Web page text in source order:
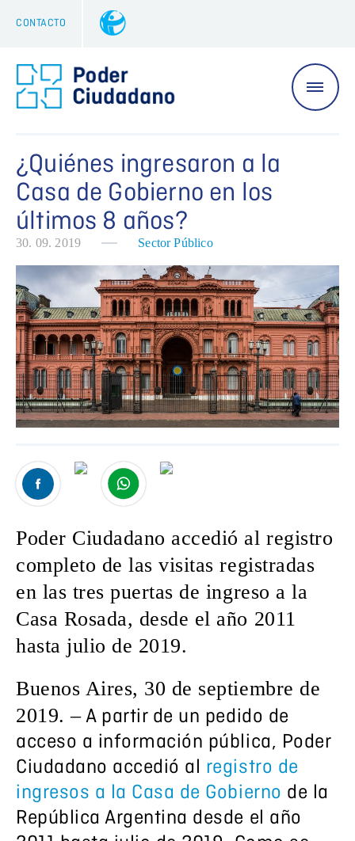
CONTACTO
¿Quiénes ingresaron a la
Casa de Gobierno en los
últimos 8 años?
30. 09. 2019 Sector Público
Poder Ciudadano accedió al registro
completo de las visitas registradas
en las tres puertas de ingreso a la
Casa Rosada, desde el año 2011
hasta julio de 2019.
Buenos Aires, 30 de septiembre de
2019. –A partir de un pedido de
acceso a información pública, Poder
Ciudadano accedió al registro de
ingresos a la Casa de Gobierno de la
República Argentina desde el año